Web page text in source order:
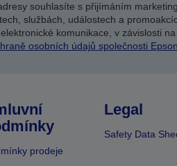
souhlasíte s přijímáním
službách, událostech a
komunikace, v závislosti
osobních údajů společnosti Epson
prodeje
Legal
Safety Data